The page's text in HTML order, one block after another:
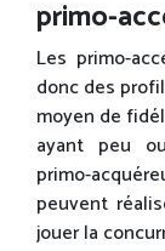
primo-
Les primo-
donc des
moyen de
ayant peu
primo-
peuvent
jouer la